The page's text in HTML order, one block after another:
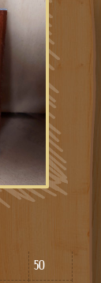
50